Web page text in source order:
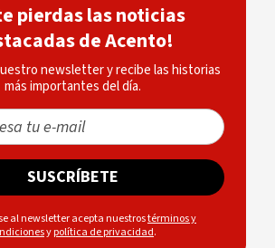
pierdas las noticias
de Acento!
newsletter y recibe las historias
más importantes del día.
SUSCRÍBETE
al newsletter acepta nuestrostérminos y
ypolítica de privacidad.